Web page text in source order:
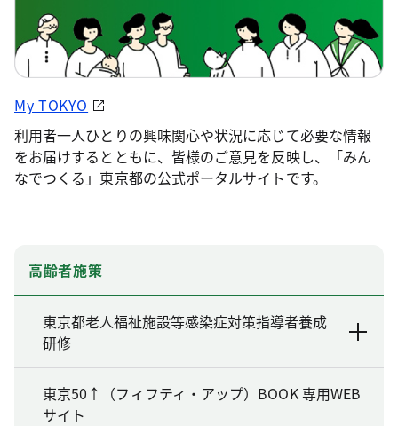
My TOKYO
利用者一人ひとりの興味関心や状況に応じて必要な情報
をお届けするとともに、皆様のご意見を反映し、「みん
なでつくる」東京都の公式ポータルサイトです。
高齢者施策
東京都老人福祉施設等感染症対策指導者養成
研修
東京50↑（フィフティ・アップ）BOOK 専用WEB
サイト